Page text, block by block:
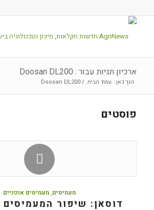
ארכיון תגיות עבור : Doosan DL200
הנך כאן: עמוד הבית /
Doosan DL200
פוסטים
מעמיסים, מעמיסים אופניים